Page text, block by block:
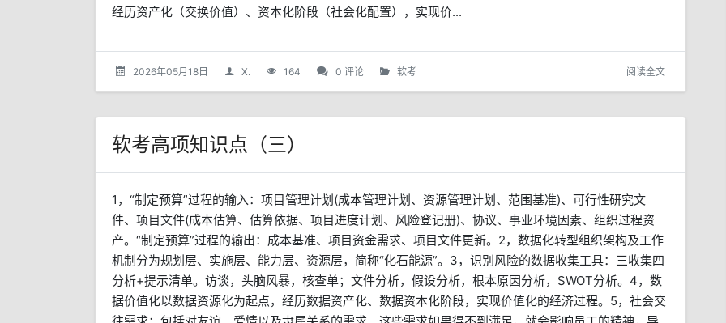
经历资产化（交换价值）、资本化阶段（社会化配置），实现价...
2026年05月18日 X. 164 0 评论 软考 阅读全文
软考高项知识点（三）
1，“制定预算”过程的输入：项目管理计划(成本管理计划、资源管理计划、范围基准)、可行性研究文
件、项目文件(成本估算、估算依据、项目进度计划、风险登记册)、协议、事业环境因素、组织过程资
产。“制定预算”过程的输出：成本基准、项目资金需求、项目文件更新。2，数据化转型组织架构及工作
机制分为规划层、实施层、能力层、资源层，简称“化石能源”。3，识别风险的数据收集工具：三收集四
分析+提示清单。访谈，头脑风暴，核查单；文件分析，假设分析，根本原因分析，SWOT分析。4，数
据价值化以数据资源化为起点，经历数据资产化、数据资本化阶段，实现价值化的经济过程。5，社会交